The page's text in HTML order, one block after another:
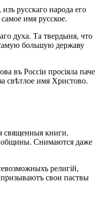
русскаго народа его
имя русское.
духа. Та твердыня, что
самую большую державу
въ Россіи просіяла паче
свѣтлое имя Христово.
священныя книги.
общины. Снимаются даже
религій,
свои паствы